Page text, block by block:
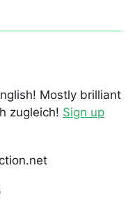
Mostly brilliant
zugleich! Sign up